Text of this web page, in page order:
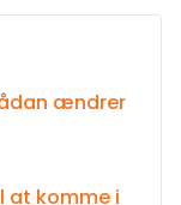
ændrer
at komme i